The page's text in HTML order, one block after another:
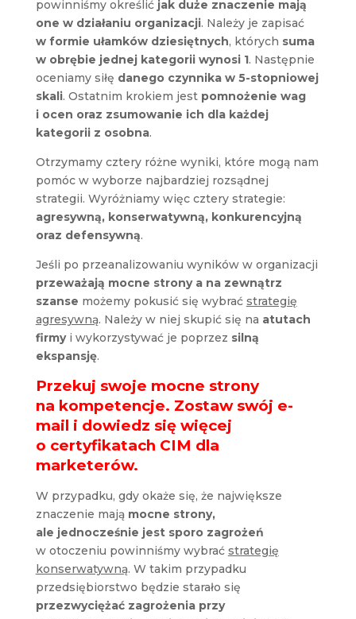
powinniśmy określić jak duże znaczenie mają
one w działaniu organizacji. Należy je zapisać
w formie ułamków dziesiętnych, których suma
w obrębie jednej kategorii wynosi 1. Następnie
oceniamy siłę danego czynnika w 5-stopniowej
skali. Ostatnim krokiem jest pomnożenie wag
i ocen oraz zsumowanie ich dla każdej
kategorii z osobna.
Otrzymamy cztery różne wyniki, które mogą nam
pomóc w wyborze najbardziej rozsądnej
strategii. Wyróżniamy więc cztery strategie:
agresywną, konserwatywną, konkurencyjną
oraz defensywną.
Jeśli po przeanalizowaniu wyników w organizacji
przeważają mocne strony a na zewnątrz
szanse możemy pokusić się wybrać strategię
agresywną. Należy w niej skupić się na atutach
firmyi wykorzystywać je poprzez silną
ekspansję.
Przekuj swoje mocne strony
na kompetencje. Zostaw swój e-
mail i dowiedz się więcej
o certyfikatach CIM dla
marketerów.
W przypadku, gdy okaże się, że największe
znaczenie mają mocne strony,
ale jednocześnie jest sporo zagrożeń
w otoczeniu powinniśmy wybrać strategię
konserwatywną. W takim przypadku
przedsiębiorstwo będzie starało się
przezwyciężać zagrożenia przy